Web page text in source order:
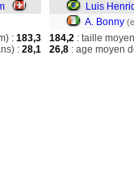
Luis
A. Bonny
: 183,3
: 28,1
184,2 : taille
26,8 : age moyen